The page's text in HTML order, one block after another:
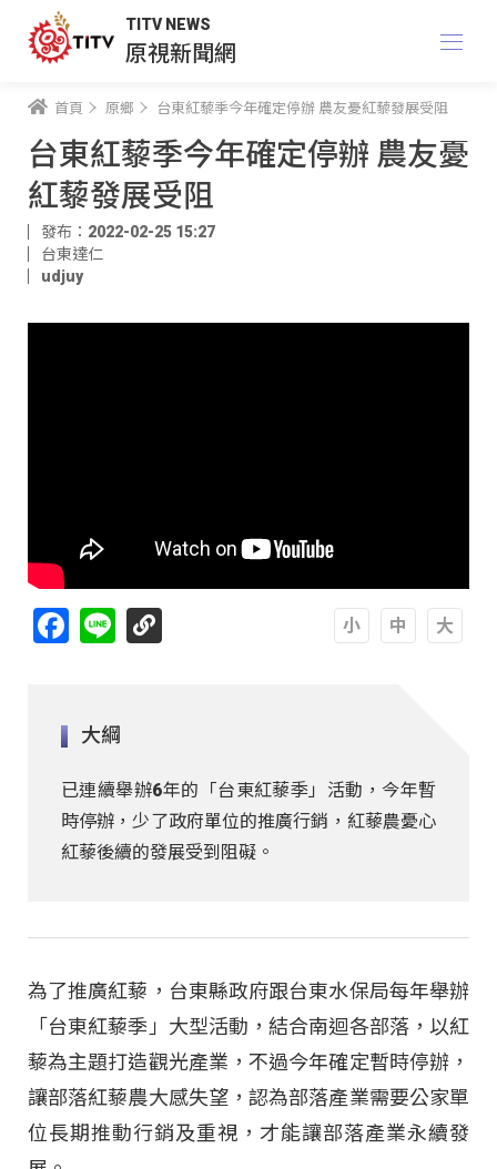
TITV NEWS
原視新聞網
首頁 原鄉 台東紅藜季今年確定停辦 農友憂紅藜發展受阻
台東紅藜季今年確定停辦 農友憂
紅藜發展受阻
發布：2022-02-25 15:27
台東達仁
udjuy
Facebook
Line
大綱
已連續舉辦6年的「台東紅藜季」活動，今年暫
時停辦，少了政府單位的推廣行銷，紅藜農憂心
紅藜後續的發展受到阻礙。
為了推廣紅藜，台東縣政府跟台東水保局每年舉辦
「台東紅藜季」大型活動，結合南迴各部落，以紅
藜為主題打造觀光產業，不過今年確定暫時停辦，
讓部落紅藜農大感失望，認為部落產業需要公家單
位長期推動行銷及重視，才能讓部落產業永續發